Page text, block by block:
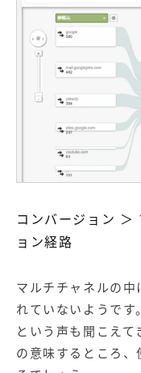
コンバージョン ＞
ョン経路
マルチチャネルの
れていないようで
という声も聞こえ
の意味するところ